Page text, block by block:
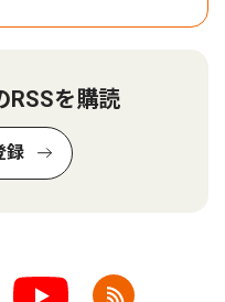
RSSを購読
録